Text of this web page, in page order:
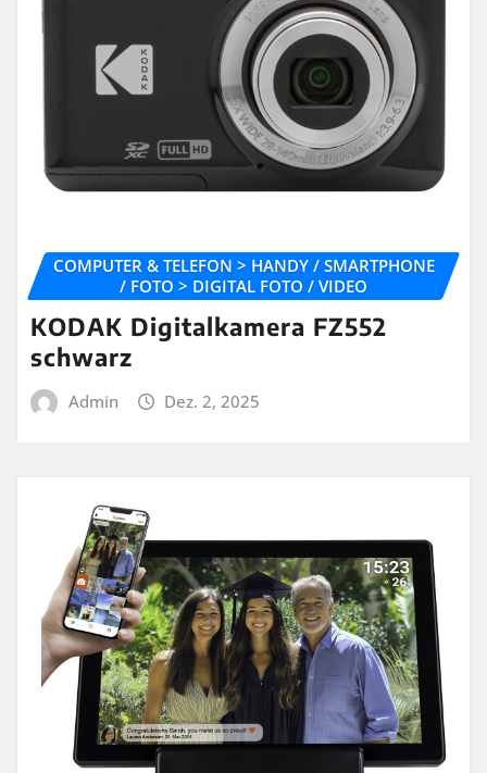
COMPUTER & TELEFON > HANDY / SMARTPHONE
/ FOTO > DIGITAL FOTO / VIDEO
KODAK Digitalkamera FZ552
schwarz
Admin Dez. 2, 2025